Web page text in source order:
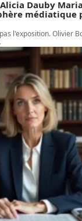
Dauby
médiatique
l'exposition. Olivier